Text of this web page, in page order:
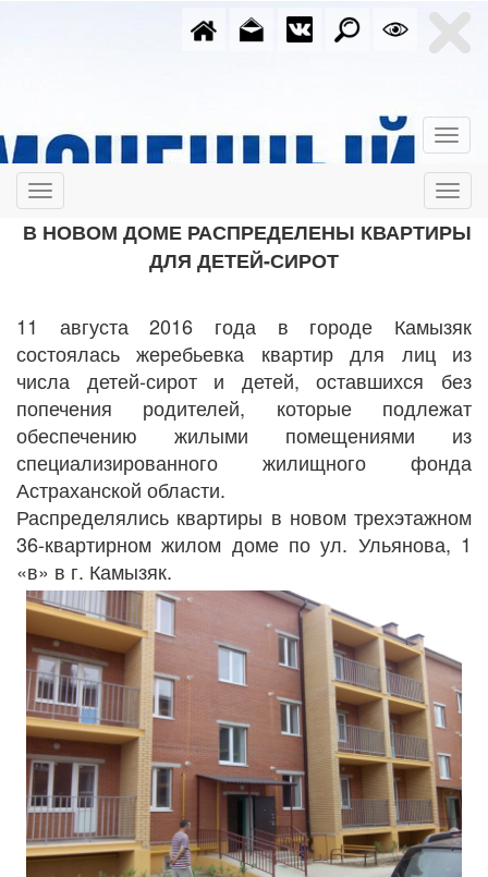
В НОВОМ ДОМЕ РАСПРЕДЕЛЕНЫ КВАРТИРЫ
ДЛЯ ДЕТЕЙ-СИРОТ
11 августа 2016 года в городе Камызяк
состоялась жеребьевка квартир для лиц из
числа детей-сирот и детей, оставшихся без
попечения родителей, которые подлежат
обеспечению жилыми помещениями из
специализированного жилищного фонда
Астраханской области.
Распределялись квартиры в новом трехэтажном
36-квартирном жилом доме по ул. Ульянова, 1
«в» в г. Камызяк.